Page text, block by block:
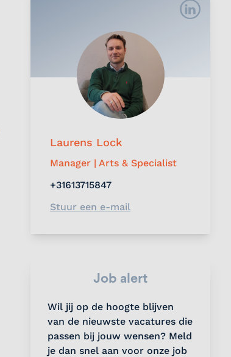
Laurens Lock
Manager | Arts & Specialist
+31613715847
Stuur een e-mail
Job alert
Wil jij op de hoogte blijven
van de nieuwste vacatures die
passen bij jouw wensen? Meld
je dan snel aan voor onze job